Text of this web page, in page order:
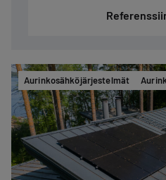
Aurinkosähköjärjestelmät